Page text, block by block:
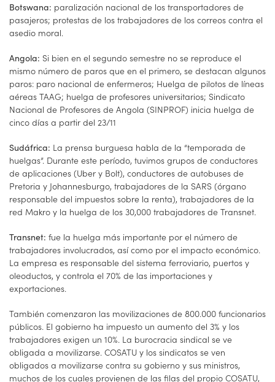
Botswana: paralización nacional de los transportadores de
pasajeros; protestas de los trabajadores de los correos contra el
asedio moral.
Angola: Si bien en el segundo semestre no se reproduce el
mismo número de paros que en el primero, se destacan algunos
paros: paro nacional de enfermeros; Huelga de pilotos de líneas
aéreas TAAG; huelga de profesores universitarios; Sindicato
Nacional de Profesores de Angola (SINPROF) inicia huelga de
cinco días a partir del 23/11
Sudáfrica: La prensa burguesa habla de la “temporada de
huelgas”. Durante este período, tuvimos grupos de conductores
de aplicaciones (Uber y Bolt), conductores de autobuses de
Pretoria y Johannesburgo, trabajadores de la SARS (órgano
responsable del impuestos sobre la renta), trabajadores de la
red Makro y la huelga de los 30,000 trabajadores de Transnet.
Transnet: fue la huelga más importante por el número de
trabajadores involucrados, así como por el impacto económico.
La empresa es responsable del sistema ferroviario, puertos y
oleoductos, y controla el 70% de las importaciones y
exportaciones.
También comenzaron las movilizaciones de 800.000 funcionarios
públicos. El gobierno ha impuesto un aumento del 3% y los
trabajadores exigen un 10%. La burocracia sindical se ve
obligada a movilizarse. COSATU y los sindicatos se ven
obligados a movilizarse contra su gobierno y sus ministros,
muchos de los cuales provienen de las filas del propio COSATU,